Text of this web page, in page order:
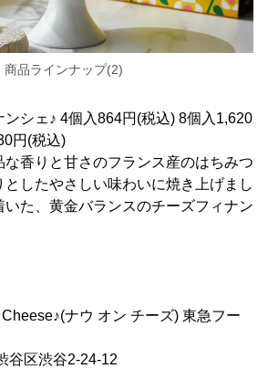
商品ラインナップ(2)
ンシェ♪ 4個入864円(税込) 8個入1,620
円(税込)
な香りと甘さのフランス産のはちみつ
としたやさしい味わいに焼き上げまし
いた、黄金バランスのチーズフィナン
ナウ オン チーズ) 東急フー
区渋谷2-24-12